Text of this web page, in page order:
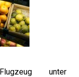
unter